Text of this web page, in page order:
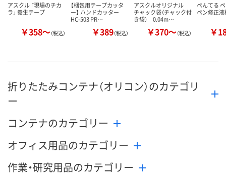
アスクル 「現場のチカ
ラ」 養生テープ
￥358～（税込）
【梱包用テープカッタ
ー】 ハンドカッター
HC-503 PR…
￥389（税込）
アスクルオリジナル
チャック袋（チャック付
き袋） 0.04m…
￥370～（税込）
ぺんてる
ペン修正液
￥
折りたたみコンテナ（オリコン）のカテゴリ
ー
コンテナのカテゴリー
オフィス用品のカテゴリー
作業・研究用品のカテゴリー